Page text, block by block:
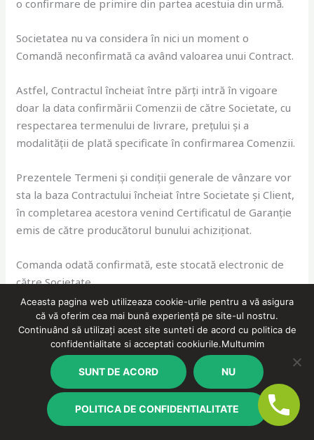
o confirmare de primire din partea acestuia din urmă.
Societatea nu va considera în nici un moment o
Comandă neconfirmată ca având valoarea unui Contract.
Astfel, Contractul încheiat între părți intră în vigoare
doar la data confirmării Comenzii de către Societate, cu
respectarea termenului de livrare, prețului și a
modalității de plată specificate în confirmarea Comenzii.
Prezentele Termeni și condiții generale de vânzare vor
sta la baza Contractului încheiat între Societate și Client,
în completarea acestora venind Certificatul de Garanție
emis de către producătorul bunului achiziționat.
Comanda odată confirmată, este stocată electronic de
către Societate.
La solicitarea scrisă a Clientului, Societatea va transmite
în maxim 30 zile de o copie după Comanda plasată și
confirmarea de Comandă.
Utilizatorul/Clientul are posibilitatea de a efectua și
Comenzi telefonice, fiind asistat la telefon de către un
reprezentant Alev Interiors S.R.L., prezentele Termeni
Aceasta pagina web utilizeaza cookie-urile pentru a vă asigura
că vă oferim cea mai bună experiență pe site-ul nostru.
Continuând să utilizați acest site sunteti de acord cu politica de
confidentialitate si acceptati cookiurile.Multumim
SUNT DE ACORD NU
POLITICA DE CONFIDENTIALITATE